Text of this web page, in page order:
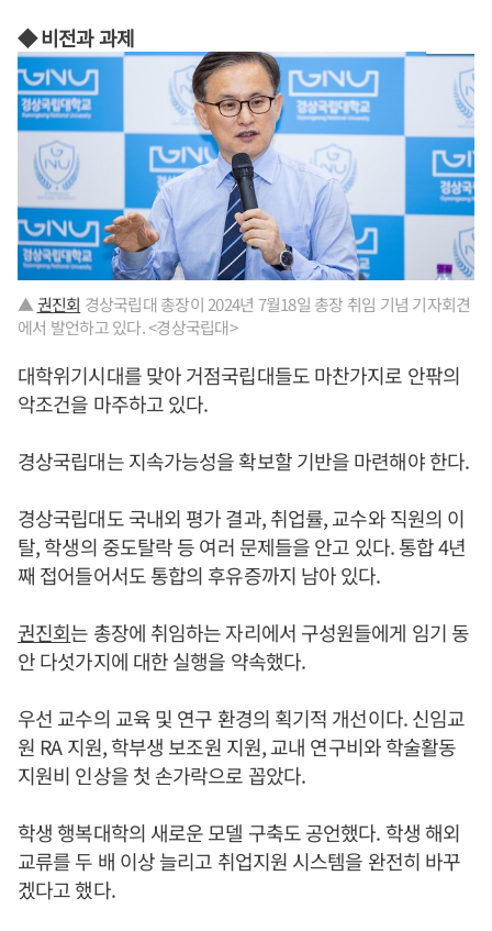
◆ 비전과 과제
▲권진회 경상국립대 총장이 2024년 7월18일 총장 취임 기념 기자회견
에서 발언하고 있다. <경상국립대>
대학위기시대를 맞아 거점국립대들도 마찬가지로 안팎의
악조건을 마주하고 있다.
경상국립대는 지속가능성을 확보할 기반을 마련해야 한다.
경상국립대도 국내외 평가 결과, 취업률, 교수와 직원의 이
탈, 학생의 중도탈락 등 여러 문제들을 안고 있다. 통합 4년
째 접어들어서도 통합의 후유증까지 남아 있다.
권진회는 총장에 취임하는 자리에서 구성원들에게 임기 동
안 다섯가지에 대한 실행을 약속했다.
우선 교수의 교육 및 연구 환경의 획기적 개선이다. 신임교
원 RA 지원, 학부생 보조원 지원, 교내 연구비와 학술활동
지원비 인상을 첫 손가락으로 꼽았다.
학생 행복대학의 새로운 모델 구축도 공언했다. 학생 해외
교류를 두 배 이상 늘리고 취업지원 시스템을 완전히 바꾸
겠다고 했다.